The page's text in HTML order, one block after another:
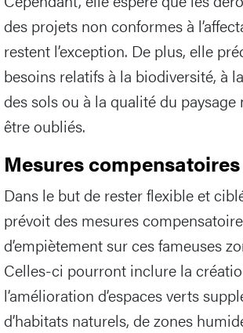
des projets non conformes à
restent l’exception. De plus, elle
besoins relatifs à la biodiversité, à
des sols ou à la qualité du paysage
être oubliés.
Mesures compensatoires
Dans le but de rester flexible et
prévoit des mesures
d’empiètement sur ces fameuses
Celles-ci pourront inclure la
l’amélioration d’espaces verts
d’habitats naturels, de zones